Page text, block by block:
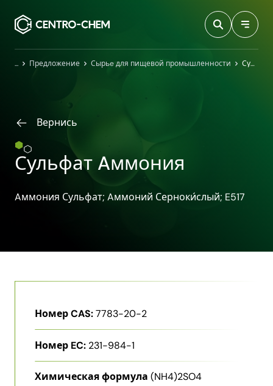
ГлавнаяПредложение Сырьe для пищевой промышленности Сульфат Aммония
Вернись
Сульфат Aммония
Aммония Сульфат; Aммоний Серноки́слый; E517
Номер CAS:7783-20-2
Номер EC: 231-984-1
Химическая формула (NH4)2SO4